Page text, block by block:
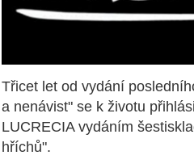
Třicet let od vydání
a nenávist" se k životu
LUCRECIA vydáním
hříchů".